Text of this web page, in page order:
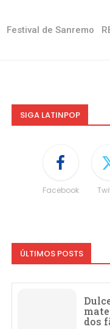
Festival de Sanremo
SIGA LATINPOP
Facebook
ÚLTIMOS POSTS
dos